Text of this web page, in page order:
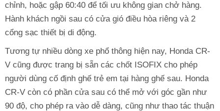
chỉnh, hoặc gập 60:40 để tối ưu không gian chở hàng.
Hành khách ngồi sau có cửa gió điều hòa riêng và 2
cổng sạc thiết bị di động.
Tương tự nhiều dòng xe phổ thông hiện nay, Honda CR-
V cũng được trang bị sẵn các chốt ISOFIX cho phép
người dùng cố định ghế trẻ em tại hàng ghế sau. Honda
CR-V còn có phần cửa sau có thể mở với góc gần như
90 độ, cho phép ra vào dễ dàng, cũng như thao tác thuận